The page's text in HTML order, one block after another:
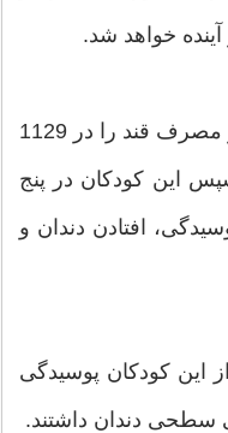
خواهد شد.
در این تحقیق محققان شیردهی و مصرف قند را در 1129
این کودکان در پنج
افتادن دندان و
حدود 23.9 درصد از این کودکان پوسیدگی